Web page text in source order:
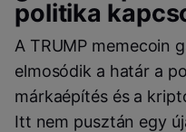
politika
A TRUMP memecoin
elmosódik a határ a
márkaépítés és a
Itt nem pusztán egy